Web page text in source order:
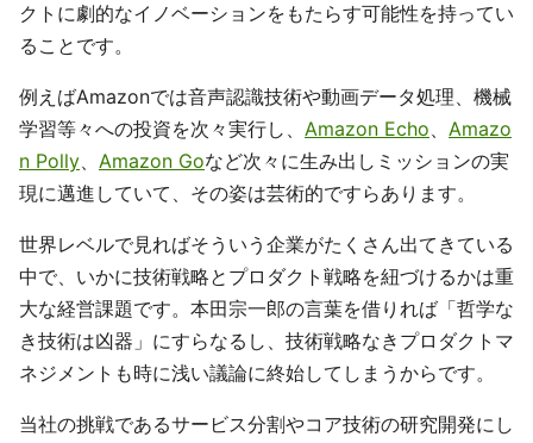
クトに劇的なイノベーションをもたらす可能性を持ってい
ることです。
例えばAmazonでは音声認識技術や動画データ処理、機械
学習等々への投資を次々実行し、 Amazon Echo、 Amazo
n Polly、 Amazon Goなど次々に生み出しミッションの実
現に邁進していて、その姿は芸術的ですらあります。
世界レベルで見ればそういう企業がたくさん出てきている
中で、いかに技術戦略とプロダクト戦略を紐づけるかは重
大な経営課題です。本田宗一郎の言葉を借りれば「哲学な
き技術は凶器」にすらなるし、技術戦略なきプロダクトマ
ネジメントも時に浅い議論に終始してしまうからです。
当社の挑戦であるサービス分割やコア技術の研究開発にし